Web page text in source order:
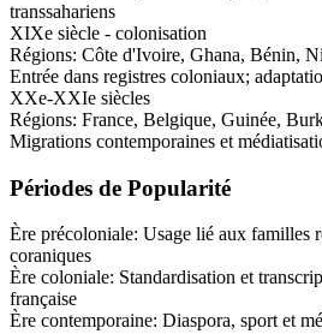
transsahariens
XIXe siècle - colonisation
Régions: Côte d'Ivoire, Ghana, Bénin,
Entrée dans registres coloniaux;
XXe-XXIe siècles
Régions: France, Belgique, Guinée,
Migrations contemporaines et
Périodes de Popularité
Ère précoloniale: Usage lié aux familles
coraniques
Ère coloniale: Standardisation et
française
Ère contemporaine: Diaspora, sport et